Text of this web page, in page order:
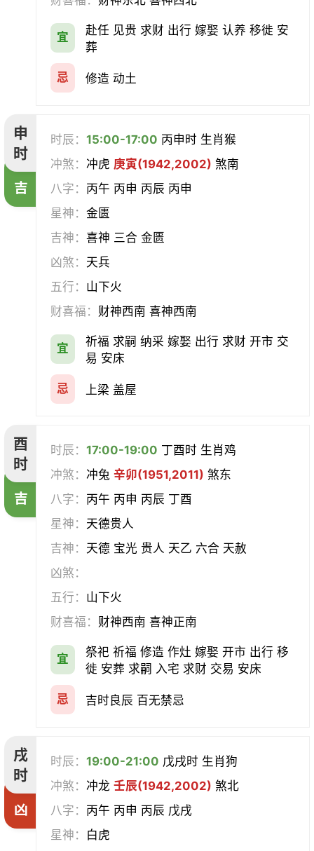
宜
赴任 见贵 求财 出行 嫁娶 认养 移徙 安
葬
忌 修造 动土
申
时
吉
时辰：15:00-17:00 丙申时 生肖猴
冲煞：冲虎 庚寅(1942,2002) 煞南
八字： 丙午 丙申 丙辰 丙申
星神：金匮
吉神：喜神 三合 金匮
凶煞： 天兵
五行： 山下火
财喜福： 财神西南 喜神西南
宜
祈福 求嗣 纳采 嫁娶 出行 求财 开市 交
易 安床
忌 上梁 盖屋
酉
时
吉
时辰：17:00-19:00 丁酉时 生肖鸡
冲煞：冲兔辛卯(1951,2011) 煞东
八字： 丙午 丙申 丙辰 丁酉
星神： 天德贵人
吉神： 天德 宝光 贵人 天乙 六合 天赦
凶煞：
五行： 山下火
财喜福： 财神西南 喜神正南
宜
祭祀 祈福 修造 作灶 嫁娶 开市 出行 移
徙 安葬 求嗣 入宅 求财 交易 安床
忌 吉时良辰 百无禁忌
戌
时
凶
时辰：19:00-21:00 戊戌时 生肖狗
冲煞：冲龙壬辰(1942,2002) 煞北
八字： 丙午 丙申 丙辰 戊戌
星神： 白虎